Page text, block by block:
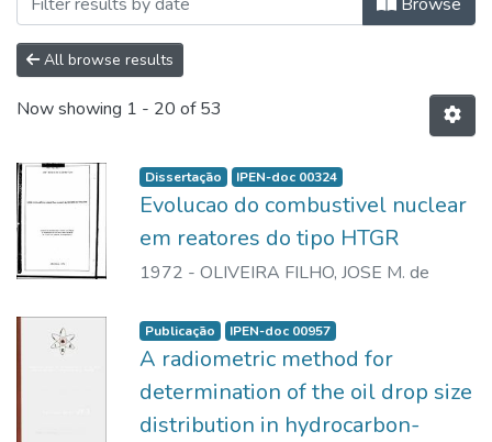
All browse results
Now showing 1 - 20 of 53
Dissertação IPEN-doc 00324
Evolucao do combustivel nuclear
em reatores do tipo HTGR
1972 - OLIVEIRA FILHO, JOSE M. de
Publicação IPEN-doc 00957
A radiometric method for
determination of the oil drop size
distribution in hydrocarbon-